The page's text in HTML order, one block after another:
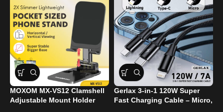
♻️ بديل اقتصادي وصديق للبيئة من الهواء المضغوط
جهاز فرد الهواء
رأس أو أكثر للتبديل
شاحن
MOXOM MX-VS12 Clamshell
Adjustable Mount Holder
Gerlax 3-in-1 120W Super
Fast Charging Cable – Micro,